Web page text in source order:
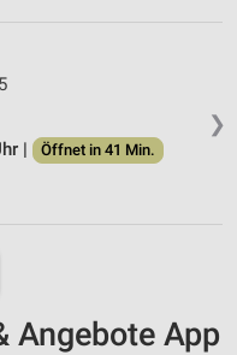
❯
|
Öffnet in 41 Min.
Angebote App